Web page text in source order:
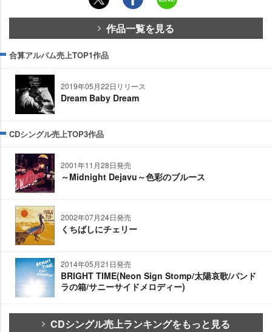
作品一覧を見る
合算アルバム売上TOP1作品
2019年05月22日リリース
Dream Baby Dream
CDシングル売上TOP3作品
2001年11月28日発売
～Midnight Dejavu～色彩のブルース
2002年07月24日発売
くちばしにチェリー
2014年05月21日発売
BRIGHT TIME(Neon Sign Stomp/太陽哀歌/パンド
ラの箱/サニーサイドメロディー)
CDシングル売上ランキングをもっと見る